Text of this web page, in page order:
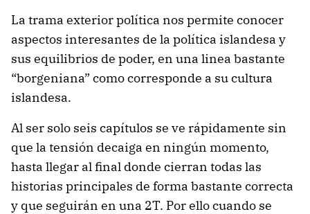
La trama exterior política nos permite conocer
aspectos interesantes de la política islandesa y
sus equilibrios de poder, en una linea bastante
“borgeniana” como corresponde a su cultura
islandesa.
Al ser solo seis capítulos se ve rápidamente sin
que la tensión decaiga en ningún momento,
hasta llegar al final donde cierran todas las
historias principales de forma bastante correcta
y que seguirán en una 2T. Por ello cuando se